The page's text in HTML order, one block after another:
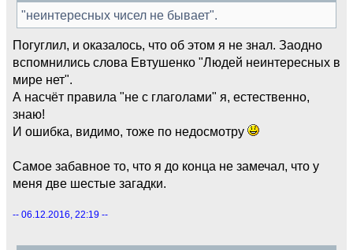
"неинтересных чисел не бывает".
Погуглил, и оказалось, что об этом я не знал. Заодно
вспомнились слова Евтушенко "Людей неинтересных в
мире нет".
А насчёт правила "не с глаголами" я, естественно,
знаю!
И ошибка, видимо, тоже по недосмотру
Самое забавное то, что я до конца не замечал, что у
меня две шестые загадки.
-- 06.12.2016, 22:19 --